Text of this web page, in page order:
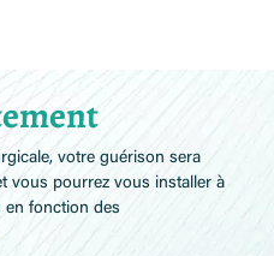
votre guérison sera
vous pourrez vous installer à
en fonction des